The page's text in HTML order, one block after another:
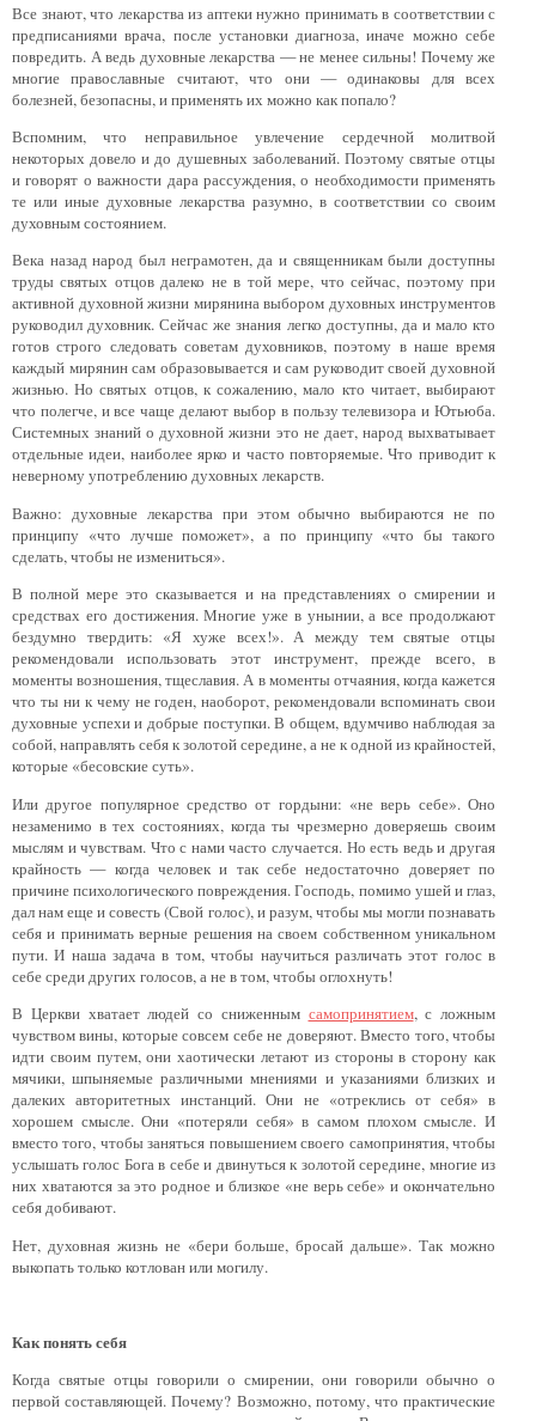
Все знают, что лекарства из аптеки нужно принимать в соответствии с
предписаниями врача, после установки диагноза, иначе можно себе
повредить. А ведь духовные лекарства — не менее сильны! Почему же
многие православные считают, что они — одинаковы для всех
болезней, безопасны, и применять их можно как попало?
Вспомним, что неправильное увлечение сердечной молитвой
некоторых довело и до душевных заболеваний. Поэтому святые отцы
и говорят о важности дара рассуждения, о необходимости применять
те или иные духовные лекарства разумно, в соответствии со своим
духовным состоянием.
Века назад народ был неграмотен, да и священникам были доступны
труды святых отцов далеко не в той мере, что сейчас, поэтому при
активной духовной жизни мирянина выбором духовных инструментов
руководил духовник. Сейчас же знания легко доступны, да и мало кто
готов строго следовать советам духовников, поэтому в наше время
каждый мирянин сам образовывается и сам руководит своей духовной
жизнью. Но святых отцов, к сожалению, мало кто читает, выбирают
что полегче, и все чаще делают выбор в пользу телевизора и Ютьюба.
Системных знаний о духовной жизни это не дает, народ выхватывает
отдельные идеи, наиболее ярко и часто повторяемые. Что приводит к
неверному употреблению духовных лекарств.
Важно: духовные лекарства при этом обычно выбираются не по
принципу «что лучше поможет», а по принципу «что бы такого
сделать, чтобы не измениться».
В полной мере это сказывается и на представлениях о смирении и
средствах его достижения. Многие уже в унынии, а все продолжают
бездумно твердить: «Я хуже всех!». А между тем святые отцы
рекомендовали использовать этот инструмент, прежде всего, в
моменты возношения, тщеславия. А в моменты отчаяния, когда кажется
что ты ни к чему не годен, наоборот, рекомендовали вспоминать свои
духовные успехи и добрые поступки. В общем, вдумчиво наблюдая за
собой, направлять себя к золотой середине, а не к одной из крайностей,
которые «бесовские суть».
Или другое популярное средство от гордыни: «не верь себе». Оно
незаменимо в тех состояниях, когда ты чрезмерно доверяешь своим
мыслям и чувствам. Что с нами часто случается. Но есть ведь и другая
крайность — когда человек и так себе недостаточно доверяет по
причине психологического повреждения. Господь, помимо ушей и глаз,
дал нам еще и совесть (Свой голос), и разум, чтобы мы могли познавать
себя и принимать верные решения на своем собственном уникальном
пути. И наша задача в том, чтобы научиться различать этот голос в
себе среди других голосов, а не в том, чтобы оглохнуть!
В Церкви хватает людей со сниженным самопринятием, с ложным
чувством вины, которые совсем себе не доверяют. Вместо того, чтобы
идти своим путем, они хаотически летают из стороны в сторону как
мячики, шпыняемые различными мнениями и указаниями близких и
далеких авторитетных инстанций. Они не «отреклись от себя» в
хорошем смысле. Они «потеряли себя» в самом плохом смысле. И
вместо того, чтобы заняться повышением своего самопринятия, чтобы
услышать голос Бога в себе и двинуться к золотой середине, многие из
них хватаются за это родное и близкое «не верь себе» и окончательно
себя добивают.
Нет, духовная жизнь не «бери больше, бросай дальше». Так можно
выкопать только котлован или могилу.
Как понять себя
Когда святые отцы говорили о смирении, они говорили обычно о
первой составляющей. Почему? Возможно, потому, что практические